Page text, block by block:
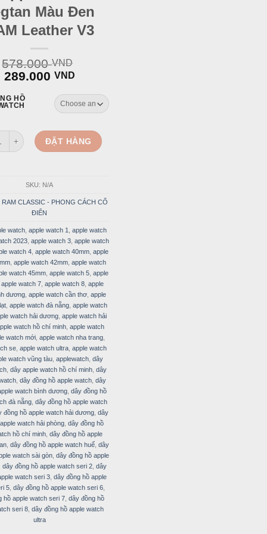
Màu Đen
Leather V3
578.000VND
Original
was:
578.000 VND.
289.000 VNDCurrent
is:
289.000 VND.
HỒ
Watch Da Vegtan Màu Đen RAM Leather V3 quantity
ĐẶT HÀNG
SKU: N/A
RAM CLASSIC - PHONG CÁCH CỔ
ĐIỂN
watch, apple watch 1
apple watch
2023 apple watch 3 apple watch
watch 4 apple watch 40mm apple
, apple watch 42mm, apple watch
watch 45mm apple watch 5 apple
apple watch 7 apple watch 8 apple
dương apple watch cần thơ apple
apple watch đà nẵng apple watch
watch hải dương apple watch hải
watch hồ chí minh, apple watch
watch mới, apple watch nha trang,
se, apple watch ultra, apple watch
watch vũng tàu applewatch dây
dây apple watch hồ chí minh dây
dây đồng hồ apple watch dây
watch bình dương, dây đồng hồ
đà nẵng, dây đồng hồ apple watch
đồng hồ apple watch hải dương dây
watch hải phòng dây đồng hồ
hồ chí minh dây đồng hồ apple
, dây đồng hồ apple watch huế, dây
watch sài gòn, dây đồng hồ apple
dây đồng hồ apple watch seri 2, dây
watch seri 3, dây đồng hồ apple
5, dây đồng hồ apple watch seri 6,
hồ apple watch seri 7, dây đồng hồ
seri 8, dây đồng hồ apple watch
ultra